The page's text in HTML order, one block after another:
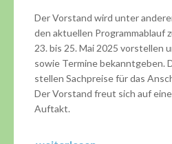
Der Vorstand wird unter
den aktuellen Programmablauf
23. bis 25. Mai 2025 vorstellen
sowie Termine bekanntgeben.
stellen Sachpreise für das
Der Vorstand freut sich auf
Auftakt.